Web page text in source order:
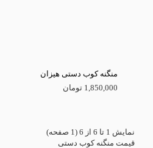
منگنه کوب دستی هیزان
1,850,000 تومان
نمايش 1 تا 6 از 6 (1 صفحه)
قیمت منگنه کوب دستی